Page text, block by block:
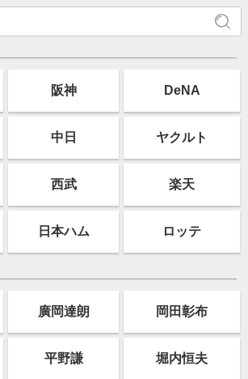
阪神 DeNA
中日 ヤクルト
西武 楽天
日本ハム ロッテ
廣岡達朗 岡田彰布
平野謙 堀内恒夫